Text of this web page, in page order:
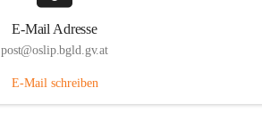
E-Mail Adresse
post@oslip.bgld.gv.at
E-Mail schreiben